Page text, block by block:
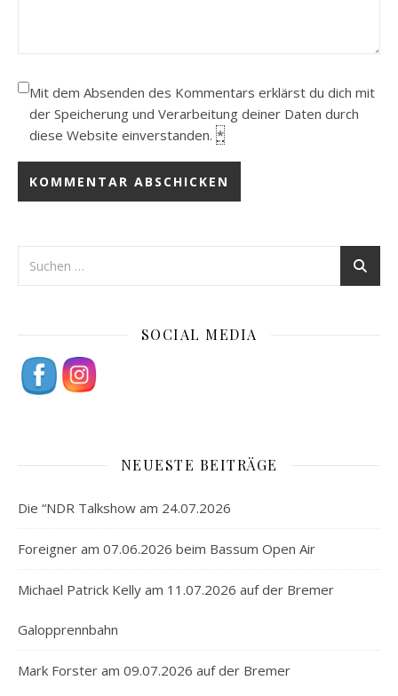
Mit dem Absenden des Kommentars erklärst du dich mit
der Speicherung und Verarbeitung deiner Daten durch
diese Website einverstanden. *
SOCIAL MEDIA
NEUESTE BEITRÄGE
Die “NDR Talkshow am 24.07.2026
Foreigner am 07.06.2026 beim Bassum Open Air
Michael Patrick Kelly am 11.07.2026 auf der Bremer
Galopprennbahn
Mark Forster am 09.07.2026 auf der Bremer